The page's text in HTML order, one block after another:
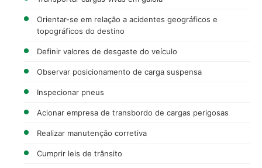
Orientar-se em relação a acidentes geográficos e
topográficos do destino
Definir valores de desgaste do veículo
Observar posicionamento de carga suspensa
Inspecionar pneus
Acionar empresa de transbordo de cargas perigosas
Realizar manutenção corretiva
Cumprir leis de trânsito